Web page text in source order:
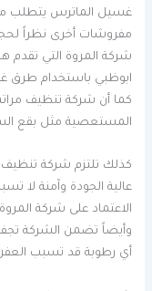
غسيل الماترس يتطلب
مفروشات أخرى نظراً
شركة المروة التي
ابوظبي باستخدام طرق
كما أن شركة تنظيف
المستعصية مثل بقع
كذلك تلتزم شركة
عالية الجودة وآمنة لا
الاعتماد على شركة
وأيضاً تضمن الشركة
أي رطوبة قد تسبب العفن